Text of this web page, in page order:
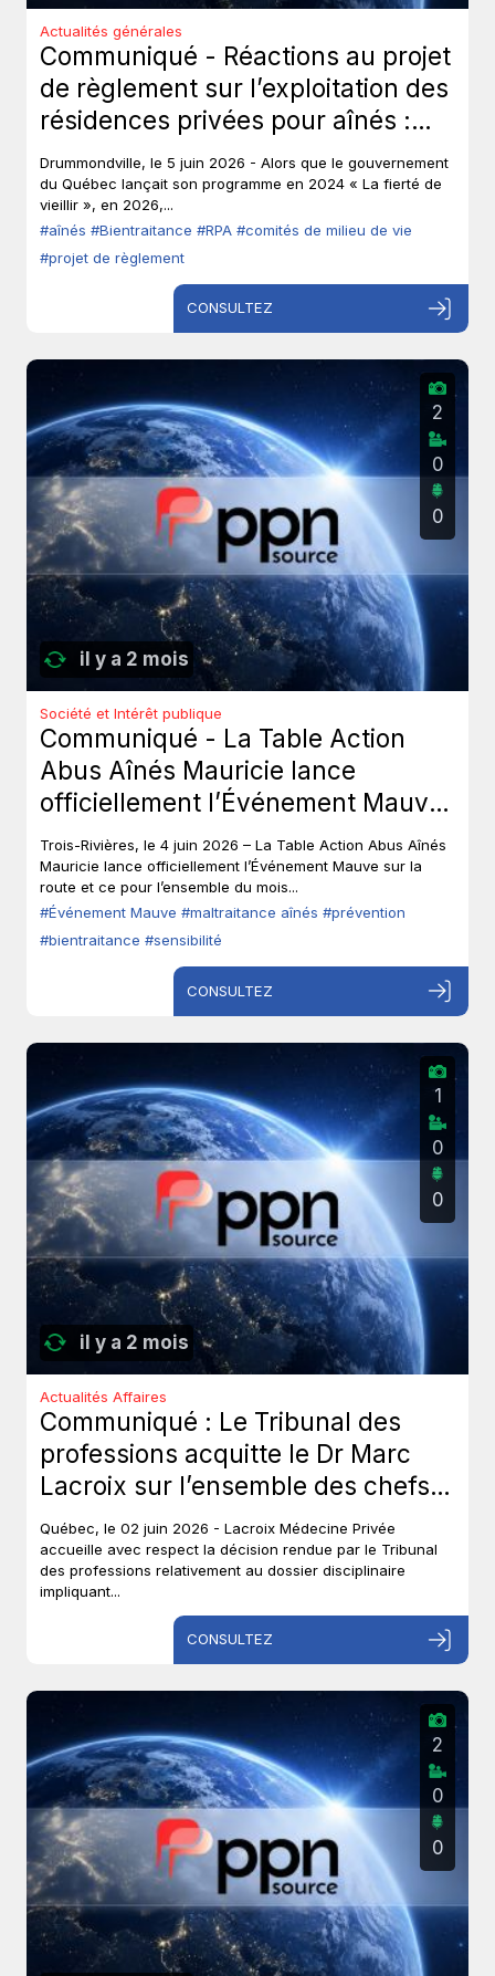
Actualités générales
Communiqué - Réactions au projet
de règlement sur l’exploitation des
résidences privées pour aînés :
Les aînés ont-ils toujours leur droit
de parole?
Drummondville, le 5 juin 2026 - Alors que le gouvernement
du Québec lançait son programme en 2024 « La fierté de
vieillir », en 2026,...
#aînés #Bientraitance #RPA #comités de milieu de vie
#projet de règlement
CONSULTEZ
il y a 2 mois
2
0
0
Société et Intérêt publique
Communiqué - La Table Action
Abus Aînés Mauricie lance
officiellement l’Événement Mauve
sur la route.
Trois-Rivières, le 4 juin 2026 – La Table Action Abus Aînés
Mauricie lance officiellement l’Événement Mauve sur la
route et ce pour l’ensemble du mois...
#Événement Mauve #maltraitance aînés #prévention
#bientraitance #sensibilité
CONSULTEZ
il y a 2 mois
1
0
0
Actualités Affaires
Communiqué : Le Tribunal des
professions acquitte le Dr Marc
Lacroix sur l’ensemble des chefs
et met un terme à près de six ans
de procédures disciplinaires.
Québec, le 02 juin 2026 - Lacroix Médecine Privée
accueille avec respect la décision rendue par le Tribunal
des professions relativement au dossier disciplinaire
impliquant...
CONSULTEZ
2
0
0